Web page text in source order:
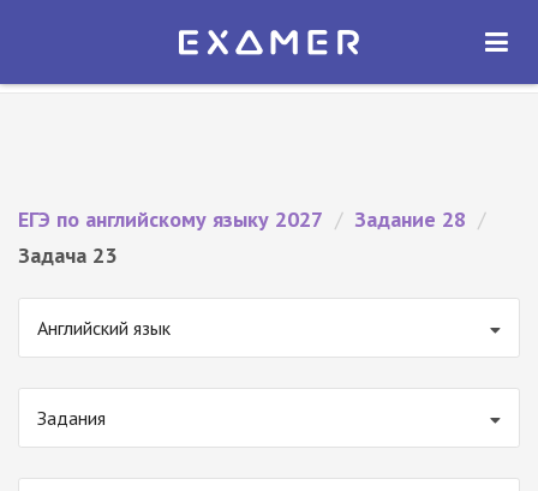
Экзамер — ЕГЭ 2027
ОТКРЫТЬ
ЕГЭ по английскому языку 2027 / Задание 28 /
Задача 23
Английский язык
Задания